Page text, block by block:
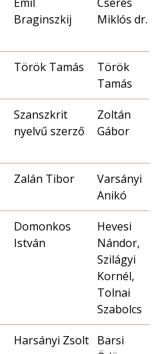
Braginszkij
Miklós dr.
Török Tamás
Török
Tamás
Szanszkrit
nyelvű szerző
Zoltán
Gábor
Zalán Tibor
Varsányi
Anikó
Domonkos
István
Hevesi
Nándor,
Szilágyi
Kornél,
Tolnai
Szabolcs
Harsányi Zsolt Barsi